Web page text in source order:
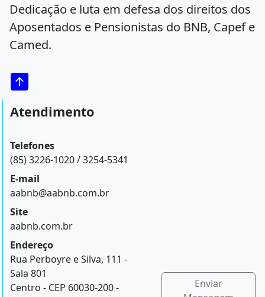
Dedicação e luta em defesa dos direitos dos
Aposentados e Pensionistas do BNB, Capef e
Camed.
Atendimento
Telefones
(85) 3226-1020 / 3254-5341
E-mail
aabnb@aabnb.com.br
Site
aabnb.com.br
Endereço
Rua Perboyre e Silva, 111 -
Sala 801
Centro - CEP 60030-200 -
Enviar